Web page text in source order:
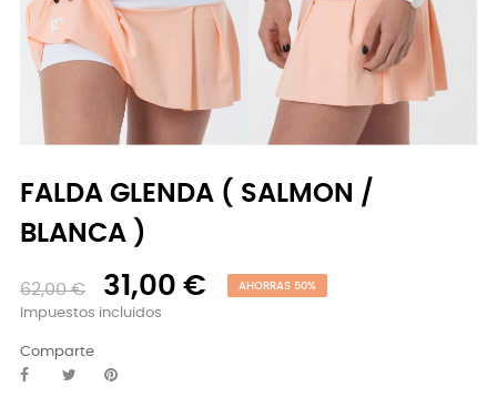
FALDA GLENDA ( SALMON /
BLANCA )
62,00 € 31,00 € AHORRAS 50%
Impuestos incluidos
Comparte